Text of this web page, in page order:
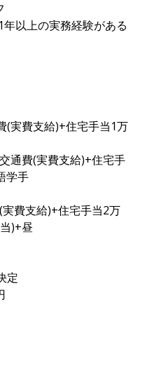
以上の実務経験がある
(実費支給)+住宅手当1万
通費(実費支給)+住宅手
学手
費支給)+住宅手当2万
)+昼
定